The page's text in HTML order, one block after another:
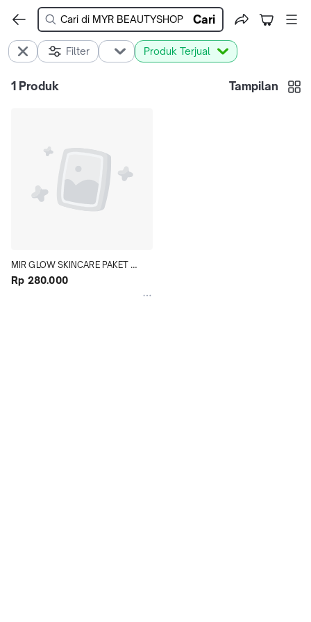
Cari
Filter Produk Terjual
1 Produk Tampilan
MIR GLOW SKINCARE PAKET
PREMIUM SERIES ACNE
Rp 280.000